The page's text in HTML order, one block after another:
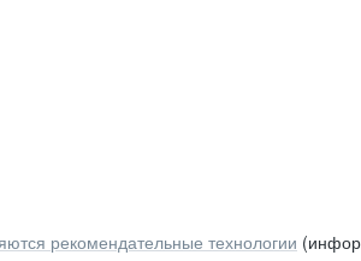
рекомендательные технологии